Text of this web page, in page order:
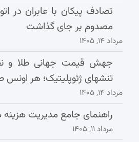
مصدوم بر جای گذاشت
مرداد ۱۴, ۱۴۰۵
جهش قیمت جهانی طلا و
تنشهای ژئوپلیتیک؛ هر اونس طلا به ۴۱۶۲
مرداد ۱۴, ۱۴۰۵
راهنمای جامع مدیریت هزینه‌
مرداد ۱۱, ۱۴۰۵